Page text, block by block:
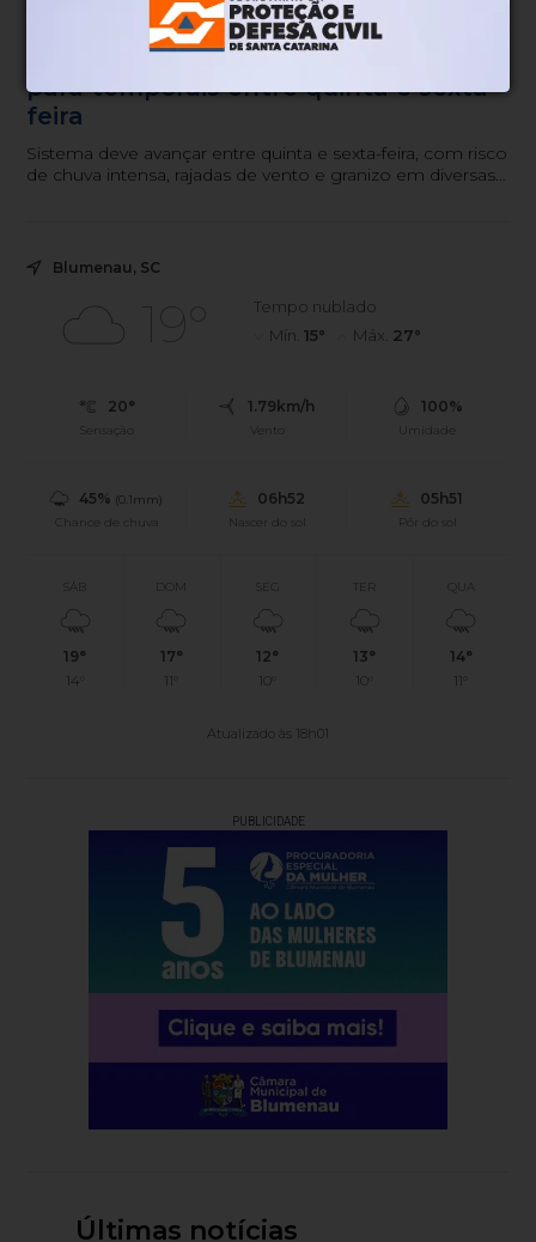
Defesa Civil de SC monitora a
formação de ciclone-bomba e alerta
para temporais entre quinta e sexta-
feira
Sistema deve avançar entre quinta e sexta-feira, com risco
de chuva intensa, rajadas de vento e granizo em diversas
Blumenau, SC
19°
Tempo nublado
Mín. 15° Máx. 27°
20°
Sensação
1.79km/h
Vento
100%
Umidade
45% (0.1mm)
Chance de chuva
06h52
Nascer do sol
05h51
Pôr do sol
SÁB
19°
14°
DOM
17°
11°
SEG
12°
10°
TER
13°
10°
QUA
14°
11°
Atualizado às 18h01
PUBLICIDADE
Últimas notícias